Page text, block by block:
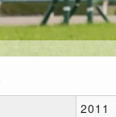
2011